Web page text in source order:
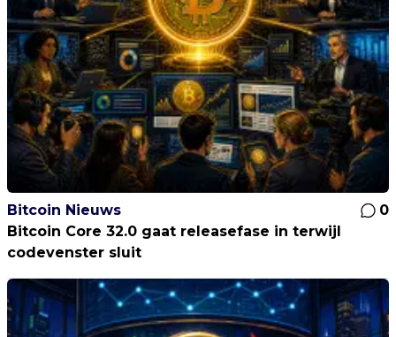
Bitcoin Nieuws
0
Bitcoin Core 32.0 gaat releasefase in terwijl
codevenster sluit